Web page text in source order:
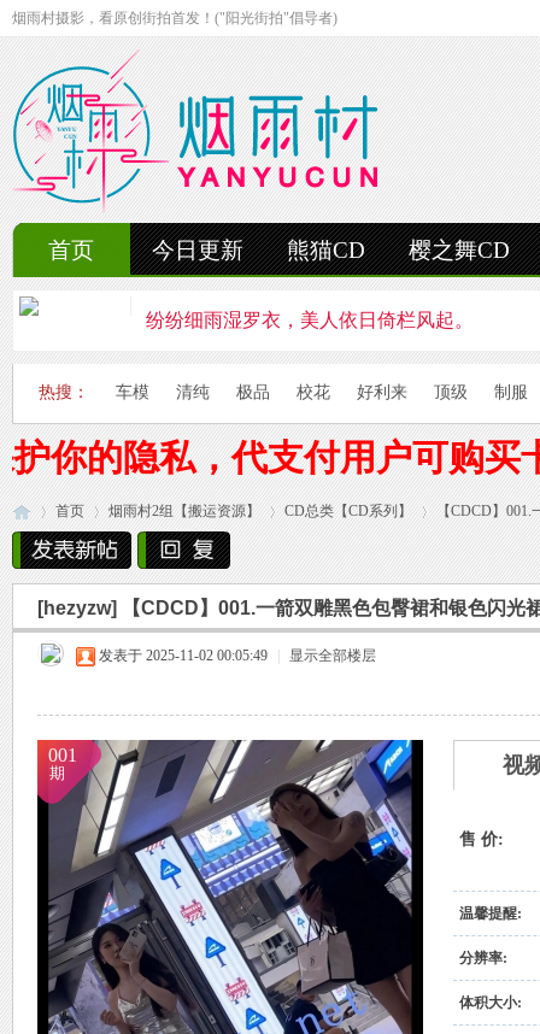
烟雨村摄影，看原创街拍首发！("阳光街拍"倡导者)
首页 今日更新 熊猫CD 樱之舞CD
纷纷细雨湿罗衣，美人依日倚栏风起。
轻抚细雨洒红楼，美人徐步舞花楸。
妍姿如水舞雨涵，美人翩然走湖畔。
风雨中的美人啊，纤腰若素玉，乱发似云烟。
雨中邂逅美人笑，花颜如露醉心间。
霏霏细雨湿樱唇，美人微笑照晚云。
柳袖轻舞如飞燕，雨中美人恋长衫。
美人在雨中舞翩翩，如花洒泪映窗前。
热搜： 车模 清纯 极品 校花 好利来 顶级 制服
你的隐私，代支付用户可购买
首页
›
烟雨村2组【搬运资源】 CD总类【CD系列】
›
【CDCD】
[hezyzw] 【CDCD】001.一箭双雕黑色包臀裙和银色闪光
发表于 2025-11-02 00:05:49 显示全部楼层
001
期 视
售 价:
温馨提醒:
分辨率:
体积大小: